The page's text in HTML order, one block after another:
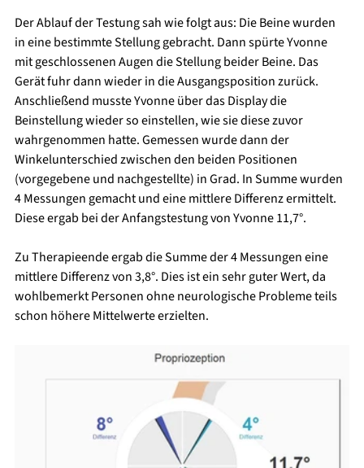
Der Ablauf der Testung sah wie folgt aus: Die Beine wurden
in eine bestimmte Stellung gebracht. Dann spürte Yvonne
mit geschlossenen Augen die Stellung beider Beine. Das
Gerät fuhr dann wieder in die Ausgangsposition zurück.
Anschließend musste Yvonne über das Display die
Beinstellung wieder so einstellen, wie sie diese zuvor
wahrgenommen hatte. Gemessen wurde dann der
Winkelunterschied zwischen den beiden Positionen
(vorgegebene und nachgestellte) in Grad. In Summe wurden
4 Messungen gemacht und eine mittlere Differenz ermittelt.
Diese ergab bei der Anfangstestung von Yvonne 11,7°.
Zu Therapieende ergab die Summe der 4 Messungen eine
mittlere Differenz von 3,8°. Dies ist ein sehr guter Wert, da
wohlbemerkt Personen ohne neurologische Probleme teils
schon höhere Mittelwerte erzielten.